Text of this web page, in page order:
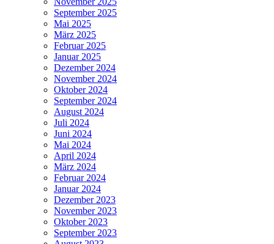
September 2025
Mai 2025
März 2025
Februar 2025
Januar 2025
Dezember 2024
November 2024
Oktober 2024
September 2024
August 2024
Juli 2024
Juni 2024
Mai 2024
April 2024
März 2024
Februar 2024
Januar 2024
Dezember 2023
November 2023
Oktober 2023
September 2023